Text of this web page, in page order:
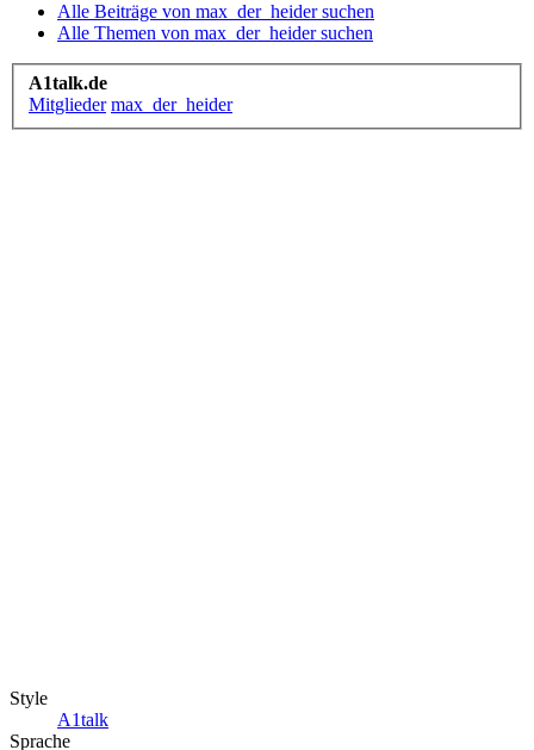
Alle Beiträge von max_der_heider suchen
Alle Themen von max_der_heider suchen
A1talk.de
Mitglieder max_der_heider
Style
A1talk
Sprache